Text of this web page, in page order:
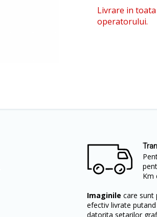
Livrare in
operatorului.
Km
Imaginile care sunt
efectiv livrate
datorita setarilor